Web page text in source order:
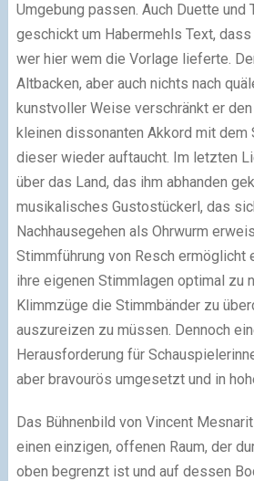
Umgebung passen. Auch Duette und
geschickt um Habermehls Text,
wer hier wem die Vorlage lieferte.
Altbacken, aber auch nichts nach
kunstvoller Weise verschränkt er
kleinen dissonanten Akkord mit dem
dieser wieder auftaucht. Im letzten
über das Land, das ihm abhanden
musikalisches Gustostückerl, das
Nachhausegehen als Ohrwurm
Stimmführung von Resch ermöglicht
ihre eigenen Stimmlagen optimal zu
Klimmzüge die Stimmbänder zu
auszureizen zu müssen. Dennoch
Herausforderung für
aber bravourös umgesetzt und in
Das Bühnenbild von Vincent
einen einzigen, offenen Raum, der
oben begrenzt ist und auf dessen